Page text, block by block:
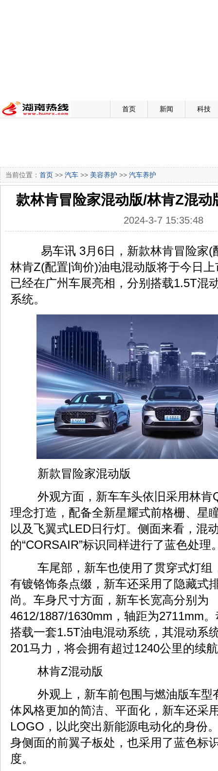
首页 新闻 科技
当前位置： 首页 >> 汽车 >> 美容养护 >> 汽车养护
款林肯冒险家混动版/林肯Z混动
2024-3-7 15:35:48
易车讯 3月6日，新款林肯冒险家(
林肯Z(配置|询价)油电混动版将于今日
已经在广州车展亮相，分别搭载1.5T混
系统。
新款冒险家混动版
外观方面，新车车头依旧采用林肯
理念打造，配备全新星耀式前格栅、星
以及飞翼式LED日行灯。侧面来看，混
的“CORSAIR”标识同样进行了蓝色处理
车尾部，新车也使用了贯穿式灯组
有镀铬饰条点缀，新车还采用了隐藏式
尚。车身尺寸方面，新车长宽高分别为
4612/1887/1630mm，轴距为2711mm
搭载一套1.5T油电混动系统，其混动系
201马力，将会拥有超过1240公里的续
林肯Z混动版
外观上，新车前包围与燃油版车型
体风格更加的简洁、平面化，新车还采
LOGO，以此突出新能源电动化的身份
身侧面的前翼子板处，也采用了蓝色标
度。